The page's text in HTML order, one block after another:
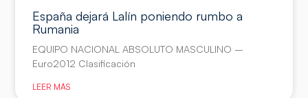
España dejará Lalín poniendo rumbo a
Rumania
EQUIPO NACIONAL ABSOLUTO MASCULINO –
Euro2012 Clasificación
LEER MÁS